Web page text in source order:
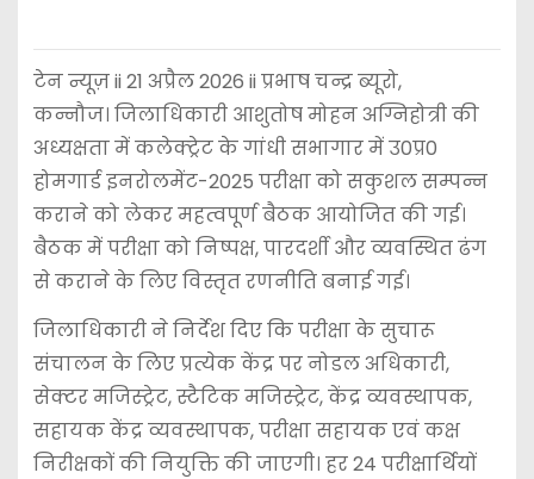
टेन न्यूज़ ii 21 अप्रैल 2026 ii प्रभाष चन्द्र ब्यूरो,
कन्नौज। जिलाधिकारी आशुतोष मोहन अग्निहोत्री की
अध्यक्षता में कलेक्ट्रेट के गांधी सभागार में उ0प्र0
होमगार्ड इनरोलमेंट-2025 परीक्षा को सकुशल सम्पन्न
कराने को लेकर महत्वपूर्ण बैठक आयोजित की गई।
बैठक में परीक्षा को निष्पक्ष, पारदर्शी और व्यवस्थित ढंग
से कराने के लिए विस्तृत रणनीति बनाई गई।
जिलाधिकारी ने निर्देश दिए कि परीक्षा के सुचारू
संचालन के लिए प्रत्येक केंद्र पर नोडल अधिकारी,
सेक्टर मजिस्ट्रेट, स्टैटिक मजिस्ट्रेट, केंद्र व्यवस्थापक,
सहायक केंद्र व्यवस्थापक, परीक्षा सहायक एवं कक्ष
निरीक्षकों की नियुक्ति की जाएगी। हर 24 परीक्षार्थियों